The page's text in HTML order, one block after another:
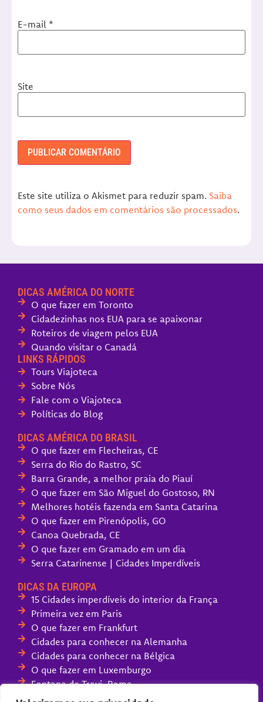
E-mail *
Site
Este site utiliza o Akismet para reduzir spam. Saiba
como seus dados em comentários são processados.
DICAS AMÉRICA DO NORTE
O que fazer em Toronto
Cidadezinhas nos EUA para se apaixonar
Roteiros de viagem pelos EUA
Quando visitar o Canadá
LINKS RÁPIDOS
Tours Viajoteca
Sobre Nós
Fale com o Viajoteca
Políticas do Blog
DICAS AMÉRICA DO BRASIL
O que fazer em Flecheiras, CE
Serra do Rio do Rastro, SC
Barra Grande, a melhor praia do Piauí
O que fazer em São Miguel do Gostoso, RN
Melhores hotéis fazenda em Santa Catarina
O que fazer em Pirenópolis, GO
Canoa Quebrada, CE
O que fazer em Gramado em um dia
Serra Catarinense | Cidades Imperdíveis
DICAS DA EUROPA
15 Cidades imperdíveis do interior da França
Primeira vez em Paris
O que fazer em Frankfurt
Cidades para conhecer na Alemanha
Cidades para conhecer na Bélgica
O que fazer em Luxemburgo
Fontana de Trevi, Roma
Melhores parques de diversões da Europa